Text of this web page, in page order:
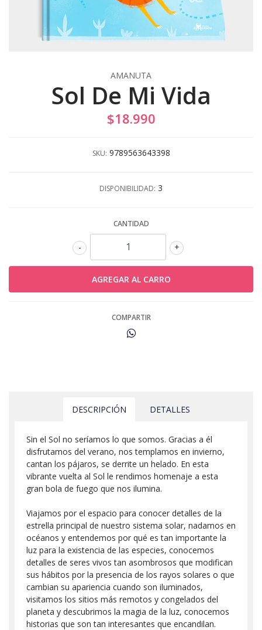
AMANUTA
Sol De Mi Vida
$18.990
SKU: 9789563643398
DISPONIBILIDAD: 3
CANTIDAD
+
-
COMPARTIR
DESCRIPCIÓN DETALLES
Sin el Sol no seríamos lo que somos. Gracias a él
disfrutamos del verano, nos templamos en invierno,
cantan los pájaros, se derrite un helado. En esta
vibrante vuelta al Sol le rendimos homenaje a esta
gran bola de fuego que nos ilumina.
Viajamos por el espacio para conocer detalles de la
estrella principal de nuestro sistema solar, nadamos en
océanos y entendemos por qué es tan importante la
luz para la existencia de las especies, conocemos
detalles de seres vivos tan asombrosos que modifican
sus hábitos por la presencia de los rayos solares o que
cambian su apariencia cuando son iluminados,
visitamos los sitios más remotos y congelados del
planeta y descubrimos la magia de la luz, conocemos
historias que son tan interesantes que encandilan.